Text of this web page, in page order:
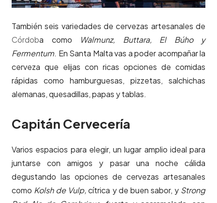
También seis variedades de cervezas artesanales de
Córdoba como
Walmunz, Buttara, El Búho y
Fermentum. En Santa Malta vas a poder acompañar la
cerveza que elijas con ricas opciones de comidas
rápidas como hamburguesas, pizzetas, salchichas
alemanas, quesadillas, papas y tablas.
Capitán Cervecería
Varios espacios para elegir, un lugar amplio ideal para
juntarse con amigos y pasar una noche cálida
degustando las opciones de cervezas artesanales
como Kolsh de Vulp,cítrica y de buen sabor, yStrong